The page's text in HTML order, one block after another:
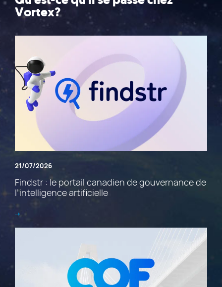
Vortex?
21/07/2026
Findstr : le portail canadien de gouvernance de
l’intelligence artificielle